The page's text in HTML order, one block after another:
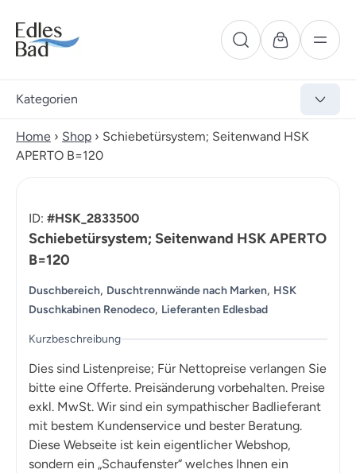
Kategorien
Home › Shop › Schiebetürsystem; Seitenwand HSK
APERTO B=120
ID: #HSK_2833500
Schiebetürsystem; Seitenwand HSK APERTO
B=120
Duschbereich, Duschtrennwände nach Marken, HSK
Duschkabinen Renodeco, Lieferanten Edlesbad
Kurzbeschreibung
Dies sind Listenpreise; Für Nettopreise verlangen Sie
bitte eine Offerte. Preisänderung vorbehalten. Preise
exkl. MwSt. Wir sind ein sympathischer Badlieferant
mit bestem Kundenservice und bester Beratung.
Diese Webseite ist kein eigentlicher Webshop,
sondern ein „Schaufenster“ welches Ihnen ein